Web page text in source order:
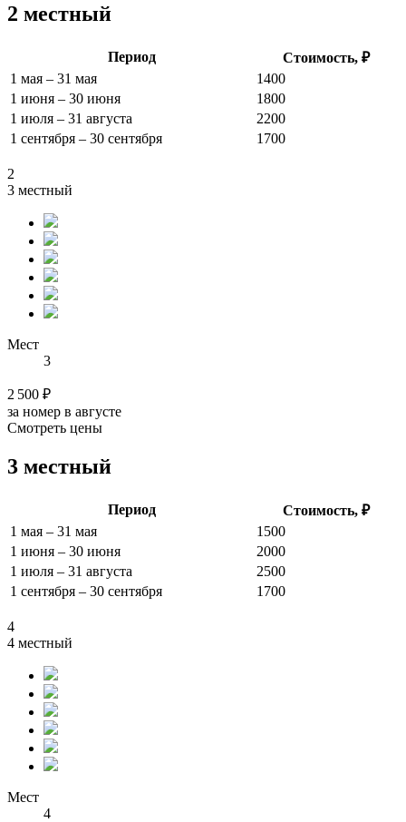
2 местный
Период
Стоимость, ₽
1 мая – 31 мая
1400
1 июня – 30 июня
1800
1 июля – 31 августа
2200
1 сентября – 30 сентября
1700
2
3 местный
Мест
3
2 500 ₽
за номер в августе
Смотреть цены
3 местный
Период
Стоимость, ₽
1 мая – 31 мая
1500
1 июня – 30 июня
2000
1 июля – 31 августа
2500
1 сентября – 30 сентября
1700
4
4 местный
Мест
4